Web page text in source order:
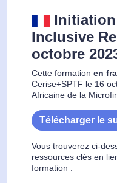
Inclusive
octobre
Cette formationen
Cerise+SPTF le 16
Africaine de la
Télécharger le
Vous trouverez ci-
ressources clés en
formation :